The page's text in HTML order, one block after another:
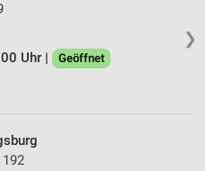
❯
Uhr |
Geöffnet